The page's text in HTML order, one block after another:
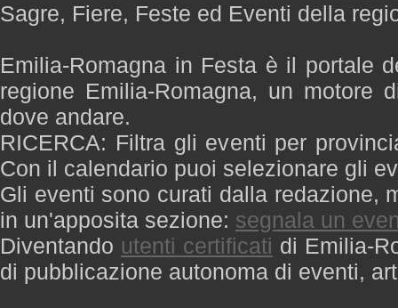
Sagre, Fiere, Feste ed Eventi della
Emilia-Romagna in Festa è il portale
regione Emilia-Romagna, un motore
dove andare.
RICERCA: Filtra gli eventi per
Con il calendario puoi selezionare gli
Gli eventi sono curati dalla redazione,
in un'apposita sezione: segnala un
Diventando utenti certificati di Emilia-
di pubblicazione autonoma di eventi,